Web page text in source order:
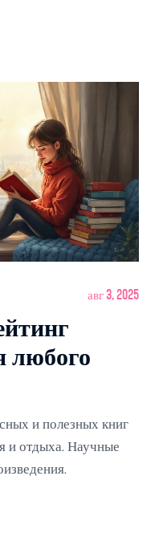
авг 3, 2025
любого
и полезных книг
и отдыха. Научные